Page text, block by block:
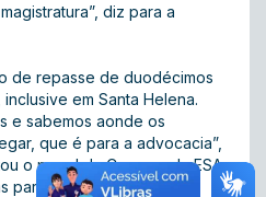
diz para a
de repasse de duodécimos
em Santa Helena.
e sabemos aonde os
que é para a advocacia”,
o papel da Casag e da ESA
para a advocacia.